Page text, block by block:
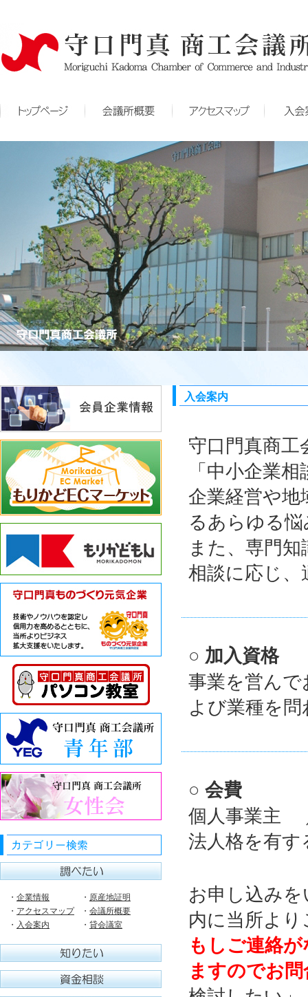
・ 企業情報
・ アクセスマップ
・ 入会案内
・ 原産地証明
・ 会議所概要
・ 貸会議室
入会案内
守口門真商工
「中小企業
企業経営や地
るあらゆる
また、専門
相談に応じ
○ 加入資格
事業を営んで
よび業種を
○ 会費
個人事業主
法人格を有す
お申し込み
内に当所よ
もしご連絡
ますのでお